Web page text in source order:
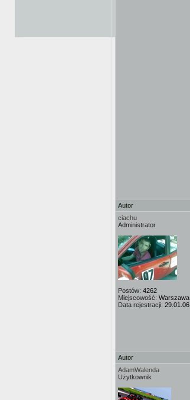
Autor
ciachu
Administrator
Postów: 4262
Miejscowość: Warszawa
Data rejestracji: 29.01.06
Autor
AdamWalenda
Użytkownik